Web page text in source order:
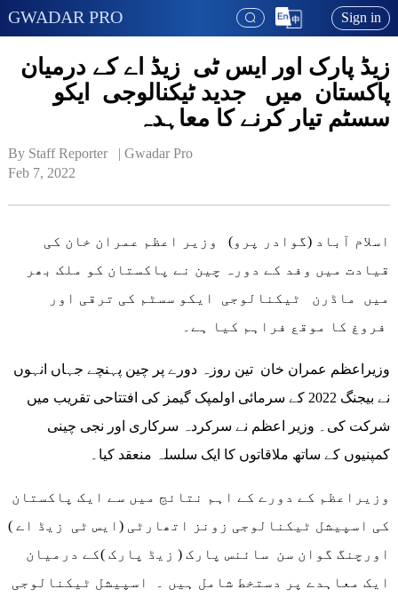
GWADAR PRO Sign in
زیڈ پارک اور ایس ٹی زیڈ اے کے درمیان
پاکستان میں جدید ٹیکنالوجی ایکو
سسٹم تیار کرنے کا معاہدہ
By Staff Reporter   | Gwadar Pro
Feb 7, 2022
اسلام آباد (گوادر پرو) وزیر اعظم عمران خان کی
قیادت میں وفد کے دورہ چین نے پاکستان کو ملک بھر
میں ماڈرن ٹیکنالوجی ایکو سسٹم کی ترقی اور
فروغ کا موقع فراہم کیا ہے۔
وزیراعظم عمران خان تین روزہ دورے پر چین پہنچے جہاں انہوں
نے بیجنگ 2022 کے سرمائی اولمپک گیمز کی افتتاحی تقریب میں
شرکت کی۔ وزیر اعظم نے سرکردہ سرکاری اور نجی چینی
کمپنیوں کے ساتھ ملاقاتوں کا ایک سلسلہ منعقد کیا۔
وزیراعظم کے دورے کے اہم نتائج میں سے ایک پاکستان
کی اسپیشل ٹیکنالوجی زونز اتھارٹی (ایس ٹی زیڈ اے )
اورچنگ گوان سن سائنس پارک ( زیڈ پارک )کے درمیان
ایک معاہدے پر دستخط شامل ہیں ۔ اسپیشل ٹیکنالوجی